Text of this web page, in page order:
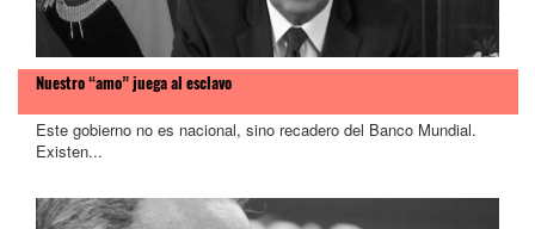
Nuestro “amo” juega al esclavo
Este gobierno no es nacional, sino recadero del Banco Mundial.
Existen...